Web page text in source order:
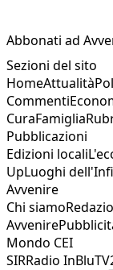
Abbonati ad
Sezioni del sito
HomeAttualità
Commenti
CuraFamiglia
Pubblicazioni
Edizioni locali
UpLuoghi
Avvenire
Chi siamo
Avvenire
Mondo CEI
SIRRadio InBlu